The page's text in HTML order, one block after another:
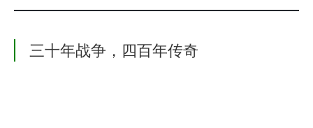
三十年战争，四百年传奇